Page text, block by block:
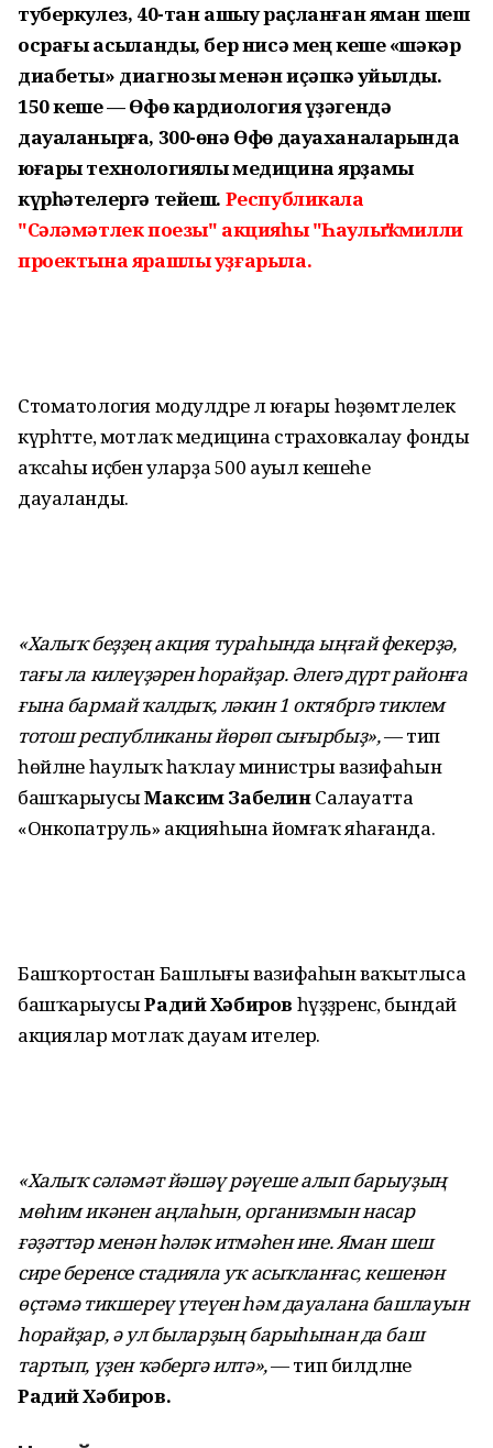
туберкулез, 40-тан ашыу раҫланған яман шеш
осрағы асыҡланды, бер нисә мең кеше «шәкәр
диабеты» диагнозы менән иҫәпкә ҡуйылды.
150 кеше — Өфө кардиология үҙәгендә
дауаланырға, 300-өнә Өфө дауаханаларында
юғары технологиялы медицина ярҙамы
күрһәтелергә тейеш. Республикала
"Сәләмәтлек поезы" акцияһы "Һаулыҡ" милли
проектына ярашлы уҙғарыла.
Стоматология модулдәре лә юғары һөҙөмтәлелек
күрһәтте, мотлаҡ медицина страховкалау фонды
аҡсаһы иҫәбенә уларҙа 500 ауыл кешеһе
дауаланды.
«Халыҡ беҙҙең акция тураһында ыңғай фекерҙә,
тағы ла килеүҙәрен һорайҙар. Әлегә дүрт районға
ғына бармай ҡалдыҡ, ләкин 1 октябргә тиклем
тотош республиканы йөрөп сығырбыҙ»,— тип
һөйләне һаулыҡ һаҡлау министры вазифаһын
башҡарыусыМаксим ЗабелинСалауатта
«Онкопатруль» акцияһына йомғаҡ яһағанда.
Башҡортостан Башлығы вазифаһын ваҡытлыса
башҡарыусыРадий Хәбиров һүҙҙәренсә, бындай
акциялар мотлаҡ дауам ителер.
«Халыҡ сәләмәт йәшәү рәүеше алып барыуҙың
мөһим икәнен аңлаһын, организмын насар
ғәҙәттәр менән һәләк итмәһен ине. Яман шеш
сире беренсе стадияла уҡ асыҡланғас, кешенән
өҫтәмә тикшереү үтеүен һәм дауалана башлауын
һорайҙар, ә ул быларҙың барыһынан да баш
тартып, үҙен ҡәбергә илтә»,— тип билдәләне
Радий Хәбиров.